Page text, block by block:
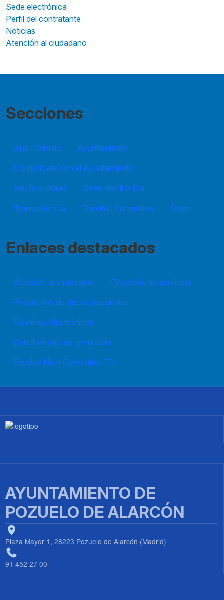
Sede electrónica
Perfil del contratante
Noticias
Atención al ciudadano
Secciones
App Pozuelo
Ayuntamiento
Comunícate con el Ayuntamiento
Hechos vitales
Sede electrónica
Transparencia
Trámites frecuentes Áreas
Enlaces destacados
Atención al ciudadano
Directorio de servicios
Protección de datos personales
Boletines electrónicos
Canal interno de denuncias
Fondos Next Generation EU
Imagen
AYUNTAMIENTO DE
POZUELO DE ALARCÓN
Plaza Mayor 1, 28223 Pozuelo de Alarcón (Madrid)
91 452 27 00